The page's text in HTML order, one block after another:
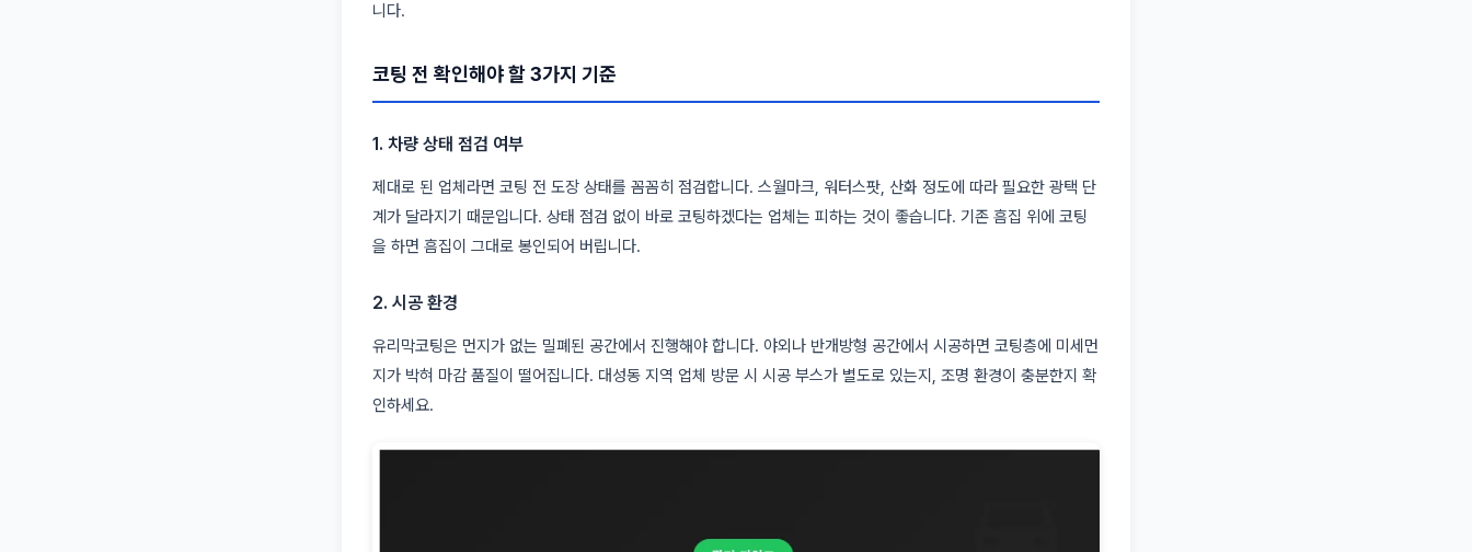
니다.
코팅 전 확인해야 할 3가지 기준
1. 차량 상태 점검 여부
제대로 된 업체라면 코팅 전 도장 상태를 꼼꼼히 점검합니다. 스월마크, 워터스팟, 산화 정도에 따라 필요한 광택 단
계가 달라지기 때문입니다. 상태 점검 없이 바로 코팅하겠다는 업체는 피하는 것이 좋습니다. 기존 흠집 위에 코팅
을 하면 흠집이 그대로 봉인되어 버립니다.
2. 시공 환경
유리막코팅은 먼지가 없는 밀폐된 공간에서 진행해야 합니다. 야외나 반개방형 공간에서 시공하면 코팅층에 미세먼
지가 박혀 마감 품질이 떨어집니다. 대성동 지역 업체 방문 시 시공 부스가 별도로 있는지, 조명 환경이 충분한지 확
인하세요.